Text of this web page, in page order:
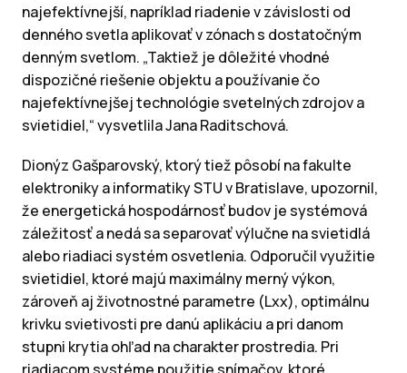
najefektívnejší, napríklad riadenie v závislosti od
denného svetla aplikovať v zónach s dostatočným
denným svetlom. „Taktiež je dôležité vhodné
dispozičné riešenie objektu a používanie čo
najefektívnejšej technológie svetelných zdrojov a
svietidiel,“ vysvetlila Jana Raditschová.
Dionýz Gašparovský, ktorý tiež pôsobí na fakulte
elektroniky a informatiky STU v Bratislave, upozornil,
že energetická hospodárnosť budov je systémová
záležitosť a nedá sa separovať výlučne na svietidlá
alebo riadiaci systém osvetlenia. Odporučil využitie
svietidiel, ktoré majú maximálny merný výkon,
zároveň aj životnostné parametre (Lxx), optimálnu
krivku svietivosti pre danú aplikáciu a pri danom
stupni krytia ohľad na charakter prostredia. Pri